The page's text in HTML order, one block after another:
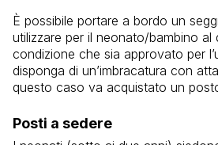
È possibile portare a bordo un
utilizzare per il neonato/bambino al
condizione che sia approvato per
disponga di un’imbracatura con
questo caso va acquistato un
Posti a sedere